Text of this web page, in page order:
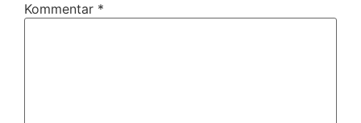
Kommentar *